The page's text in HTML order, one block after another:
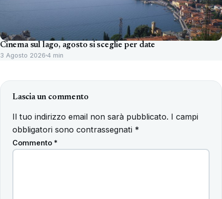
Cinema sul lago, agosto si sceglie per date
3 Agosto 2026 4 min
Lascia un commento
Il tuo indirizzo email non sarà pubblicato. I campi
obbligatori sono contrassegnati *
Commento *